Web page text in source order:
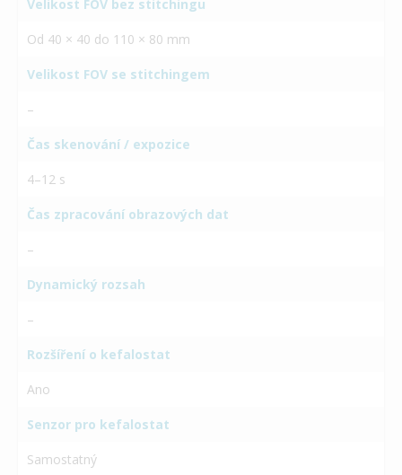
Velikost FOV bez stitchingu
Od 40 × 40 do 110 × 80 mm
Velikost FOV se stitchingem
–
Čas skenování / expozice
4–12 s
Čas zpracování obrazových dat
–
Dynamický rozsah
–
Rozšíření o kefalostat
Ano
Senzor pro kefalostat
Samostatný